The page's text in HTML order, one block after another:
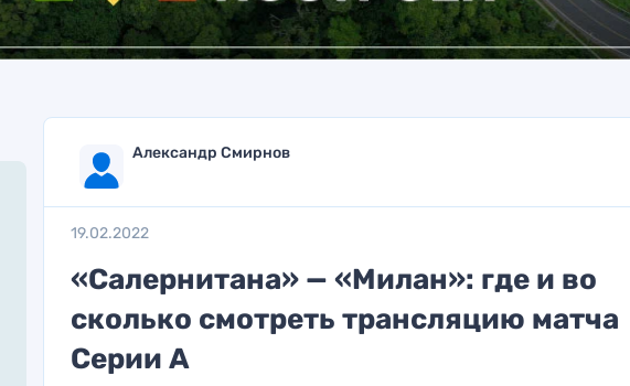
Александр Смирнов
19.02.2022
«Салернитана» — «Милан»: где и во
сколько смотреть трансляцию матча
Серии А